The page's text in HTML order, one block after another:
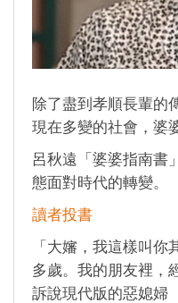
除了盡到孝順長輩的
現在多變的社會，婆
呂秋遠「婆婆指南書
態面對時代的轉變。
讀者投書
「大嬸，我這樣叫你
多歲。我的朋友裡，
訴說現代版的惡媳婦